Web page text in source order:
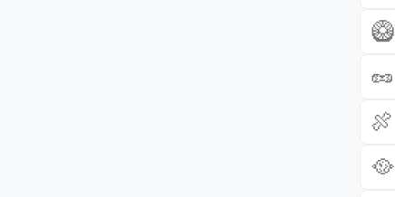
🥝
🥜
🍖
🥘